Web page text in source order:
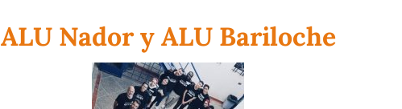
ALU Nador y ALU Bariloche